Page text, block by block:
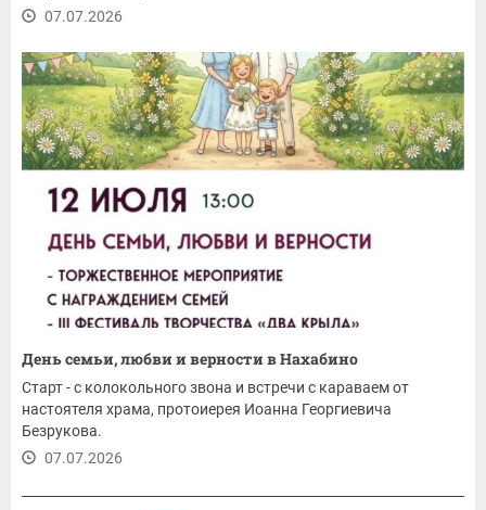
07.07.2026
День семьи, любви и верности в Нахабино
Старт - с колокольного звона и встречи с караваем от
настоятеля храма, протоиерея Иоанна Георгиевича
Безрукова.
07.07.2026